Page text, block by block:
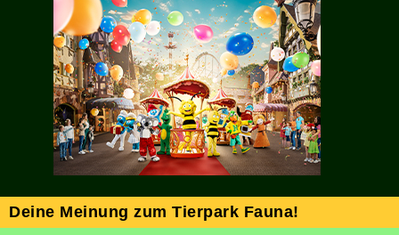
Deine Meinung zum Tierpark Fauna!